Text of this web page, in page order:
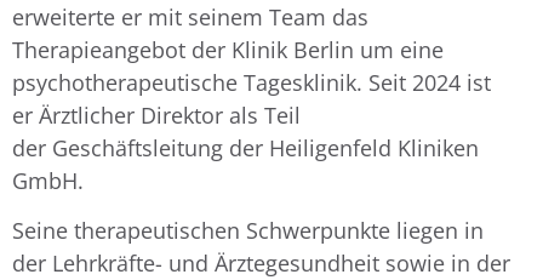
erweiterte er mit seinem Team das
Therapieangebot der Klinik Berlin um eine
psychotherapeutische Tagesklinik. Seit 2024 ist
er Ärztlicher Direktor als Teil
der Geschäftsleitung der Heiligenfeld Kliniken
GmbH.
Seine therapeutischen Schwerpunkte liegen in
der Lehrkräfte- und Ärztegesundheit sowie in der